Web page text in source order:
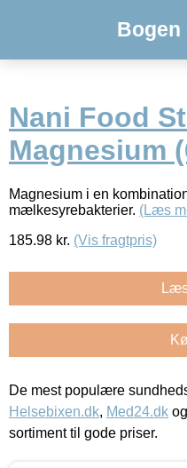
Bogen
Nani Food
Magnesium
Magnesium i en
mælkesyrebakterier. (Læs
185.98 kr. (Vis fragtpris)
De mest populære
Helsebixen.dk, Med24.dk og
sortiment til gode priser.